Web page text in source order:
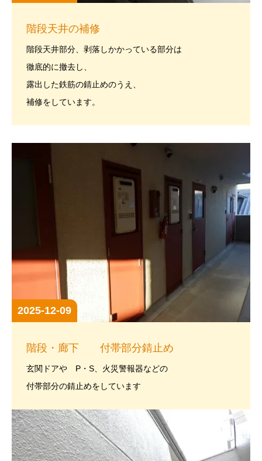
階段天井の補修
階段天井部分、剥落しかかっている部分は
徹底的に撤去し、
露出した鉄筋の錆止めのうえ、
補修をしています。
2025-12-09
階段・廊下 付帯部分錆止め
玄関ドアや P・S、火災警報器などの
付帯部分の錆止めをしています